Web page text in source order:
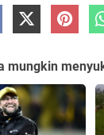
mungkin